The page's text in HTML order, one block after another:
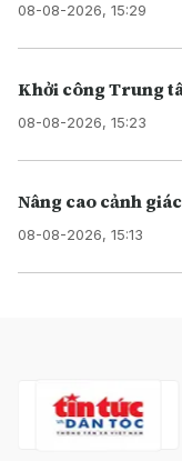
08-08-2026, 15:29
Khởi công Trung
08-08-2026, 15:23
Nâng cao cảnh
08-08-2026, 15:13